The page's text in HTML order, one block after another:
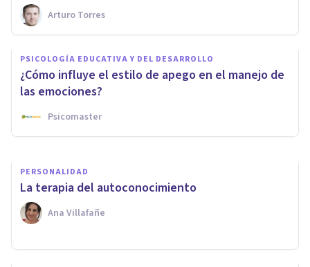
Arturo Torres
PSICOLOGÍA EDUCATIVA Y DEL DESARROLLO
¿Cómo influye el estilo de apego en el manejo de
las emociones?
Psicomaster
PSICOLOGÍA SOCIAL Y RELACIONES PERSONALES
El estrés como respuesta al no
estar disponible
emocionalmente
Merche Moriana
PERSONALIDAD
La terapia del autoconocimiento
Ana Villafañe